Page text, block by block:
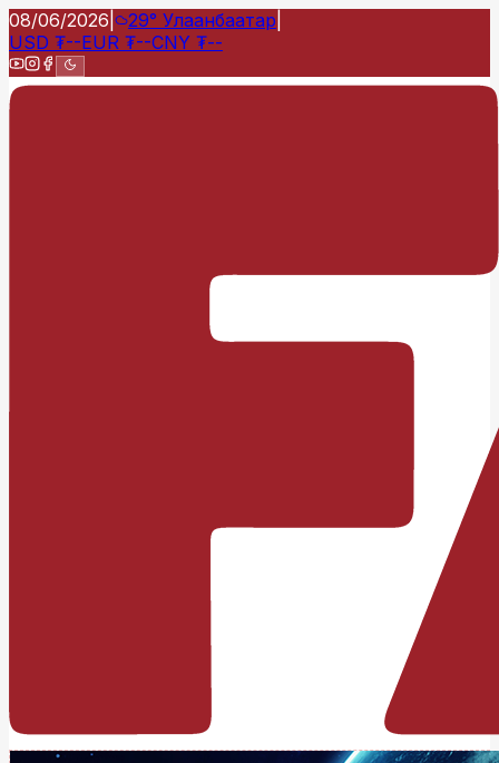
08/06/2026 29° Улаанбаатар
USD ₮--EUR ₮--CNY ₮--